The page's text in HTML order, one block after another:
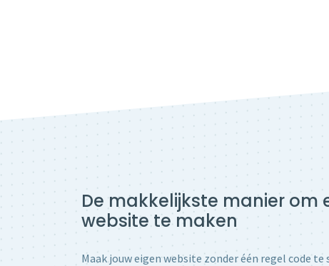
De makkelijkste manier om
website te maken
Maak jouw eigen website zonder één regel code te